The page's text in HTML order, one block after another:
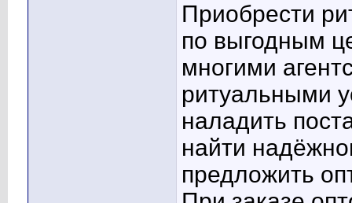
Приобрести
по выгодным
многими
ритуальными
наладить
найти
предложить